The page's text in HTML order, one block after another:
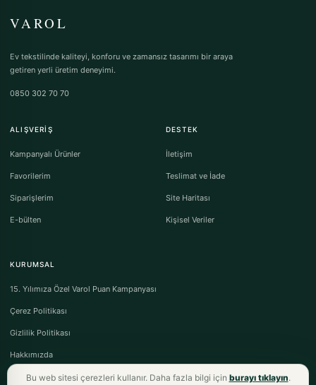
VAROL
Ev tekstilinde kaliteyi, konforu ve zamansız tasarımı bir araya
getiren yerli üretim deneyimi.
0850 302 70 70
ALIŞVERIŞ
Kampanyalı Ürünler
Favorilerim
Siparişlerim
E-bülten
DESTEK
İletişim
Teslimat ve İade
Site Haritası
Kişisel Veriler
KURUMSAL
15. Yılımıza Özel Varol Puan Kampanyası
Çerez Politikası
Gizlilik Politikası
Hakkımızda
Bu web sitesi çerezleri kullanır. Daha fazla bilgi için burayı tıklayın.